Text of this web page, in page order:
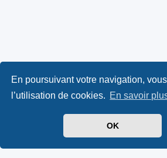
En poursuivant votre navigation,
l’utilisation de cookies. En savoir
OK